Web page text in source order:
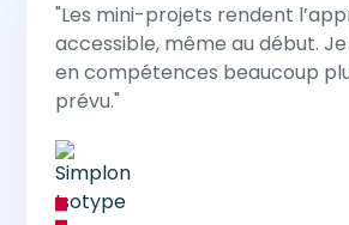
"Les mini-projets rendent
accessible, même au début.
en compétences beaucoup
prévu."